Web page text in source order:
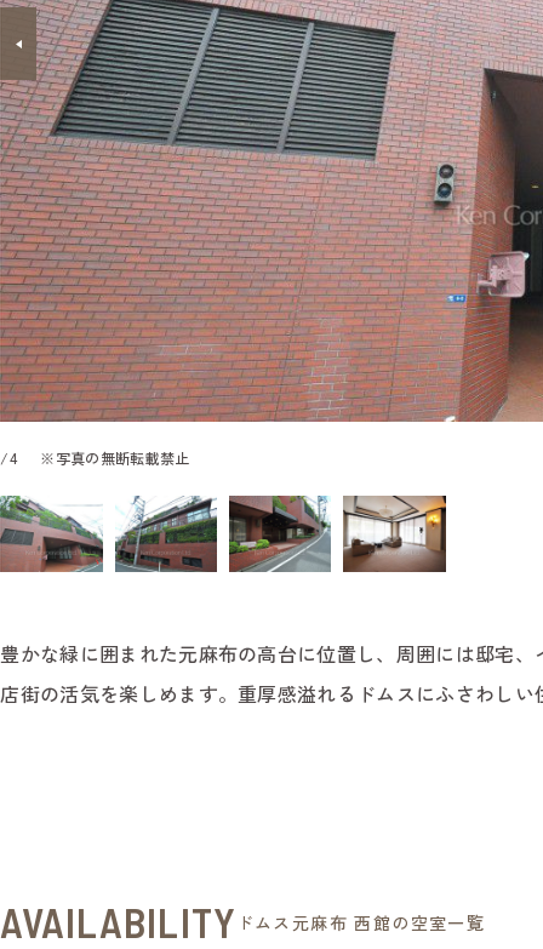
/4 ※写真の無断転載禁止
豊かな緑に囲まれた元麻布の高台に位置し、周囲には邸宅
店街の活気を楽しめます。重厚感溢れるドムスにふさわしい
AVAILABILITY ドムス元麻布 西館の空室一覧